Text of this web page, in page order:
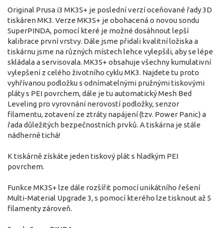
Original Prusa i3 MK3S+ je poslední verzí oceňované řady 3D
tiskáren MK3. Verze MK3S+ je obohacená o novou sondu
SuperPINDA, pomocí které je možné dosáhnout lepší
kalibrace první vrstvy. Dále jsme přidali kvalitní ložiska a
tiskárnu jsme na různých místech lehce vylepšili, aby se lépe
skládala a servisovala. MK3S+ obsahuje všechny kumulativní
vylepšení z celého životního cyklu MK3. Najdete tu proto
vyhřívanou podložku s odnímatelnými pružnými tiskovými
pláty s PEI povrchem, dále je tu automatický Mesh Bed
Leveling pro vyrovnání nerovostí podložky, senzor
filamentu, zotavení ze ztráty napájení (tzv. Power Panic) a
řada důležitých bezpečnostních prvků. A tiskárna je stále
nádherně tichá!
K tiskárně získáte jeden tiskový plát s hladkým PEI
povrchem.
Funkce MK3S+ lze dále rozšířit pomocí unikátního řešení
Multi-Material Upgrade 3, s pomocí kterého lze tisknout až 5
filamenty zároveň.